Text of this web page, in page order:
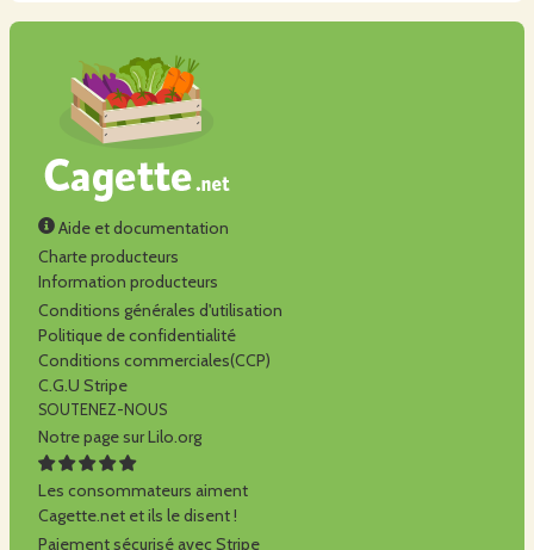
Aide et documentation
Charte producteurs
Information producteurs
Conditions générales d'utilisation
Politique de confidentialité
Conditions commerciales(CCP)
C.G.U Stripe
SOUTENEZ-NOUS
Notre page sur Lilo.org
Les consommateurs aiment
Cagette.net et ils le disent !
Paiement sécurisé avec Stripe